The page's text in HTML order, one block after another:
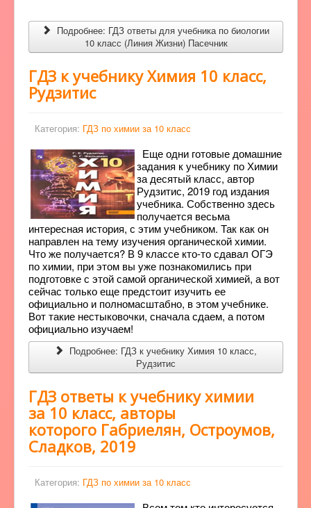
Подробнее: ГДЗ ответы для учебника по биологии
10 класс (Линия Жизни) Пасечник
ГДЗ к учебнику Химия 10 класс,
Рудзитис
Категория: ГДЗ по химии за 10 класс
Еще одни готовые домашние
задания к учебнику по Химии
за десятый класс, автор
Рудзитис, 2019 год издания
учебника. Собственно здесь
получается весьма
интересная история, с этим учебником. Так как он
направлен на тему изучения органической химии.
Что же получается? В 9 классе кто-то сдавал ОГЭ
по химии, при этом вы уже познакомились при
подготовке с этой самой органической химией, а вот
сейчас только еще предстоит изучить ее
официально и полномасштабно, в этом учебнике.
Вот такие нестыковочки, сначала сдаем, а потом
официально изучаем!
Подробнее: ГДЗ к учебнику Химия 10 класс,
Рудзитис
ГДЗ ответы к учебнику химии
за 10 класс, авторы
которого Габриелян, Остроумов,
Сладков, 2019
Категория: ГДЗ по химии за 10 класс